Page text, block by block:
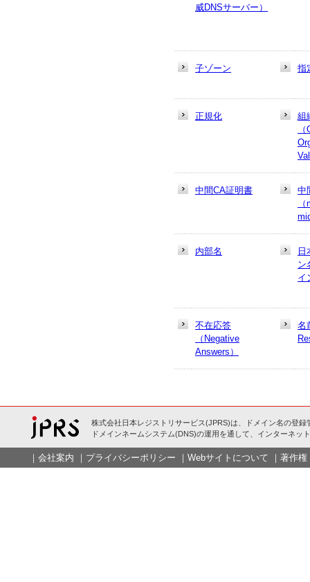
威DNSサーバー）
子ゾーン 指
正規化
組
中間CA証明書
中
内部名
ン
イ
不在応答
（Negative
Answers）
名
株式会社日本レジストリサービス(JPRS)は、ドメイン名の登録
ドメインネームシステム(DNS)の運用を通して、インターネッ
｜ 会社案内 ｜ プライバシーポリシー ｜ Webサイトについて ｜ 著作権